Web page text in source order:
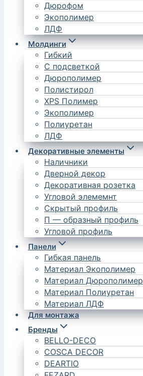
Дюрофом
Экополимер
ЛДФ
Молдинги
Гибкий
С подсветкой
Дюрополимер
Полистирол
XPS Полимер
Экополимер
Полиуретан
ЛДФ
Декоративные элементы
Наличники
Дверной декор
Декоративная розетка
Угловой элемемнт
Скрытый профиль
П — образный профиль
Угловой профиль
Панели
Гибкая панель
Материал Экополимер
Материал Дюрополимер
Материал Полиуретан
Материал ЛДФ
Для монтажа
Бренды
BELLO-DECO
COSCA DECOR
DEARTIO